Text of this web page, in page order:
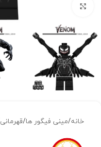
خانه/مینی فیگور ها/قهرمانی